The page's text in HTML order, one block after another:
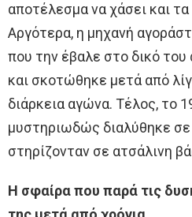
αποτέλεσμα να χάσει και
Αργότερα, η μηχανή
που την έβαλε στο δικό του
και σκοτώθηκε μετά από
διάρκεια αγώνα. Τέλος, το
μυστηριωδώς διαλύθηκε
στηρίζονταν σε ατσάλινη
Η σφαίρα που παρά τις